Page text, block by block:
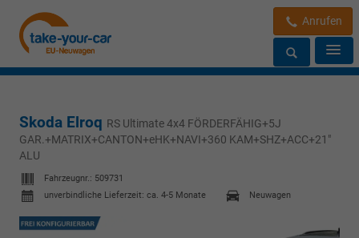
Anrufen
Skoda Elroq RS Ultimate 4x4 FÖRDERFÄHIG+5J
GAR.+MATRIX+CANTON+eHK+NAVI+360 KAM+SHZ+ACC+21"
ALU
Fahrzeugnr.: 509731
unverbindliche Lieferzeit: ca. 4-5 Monate
Neuwagen